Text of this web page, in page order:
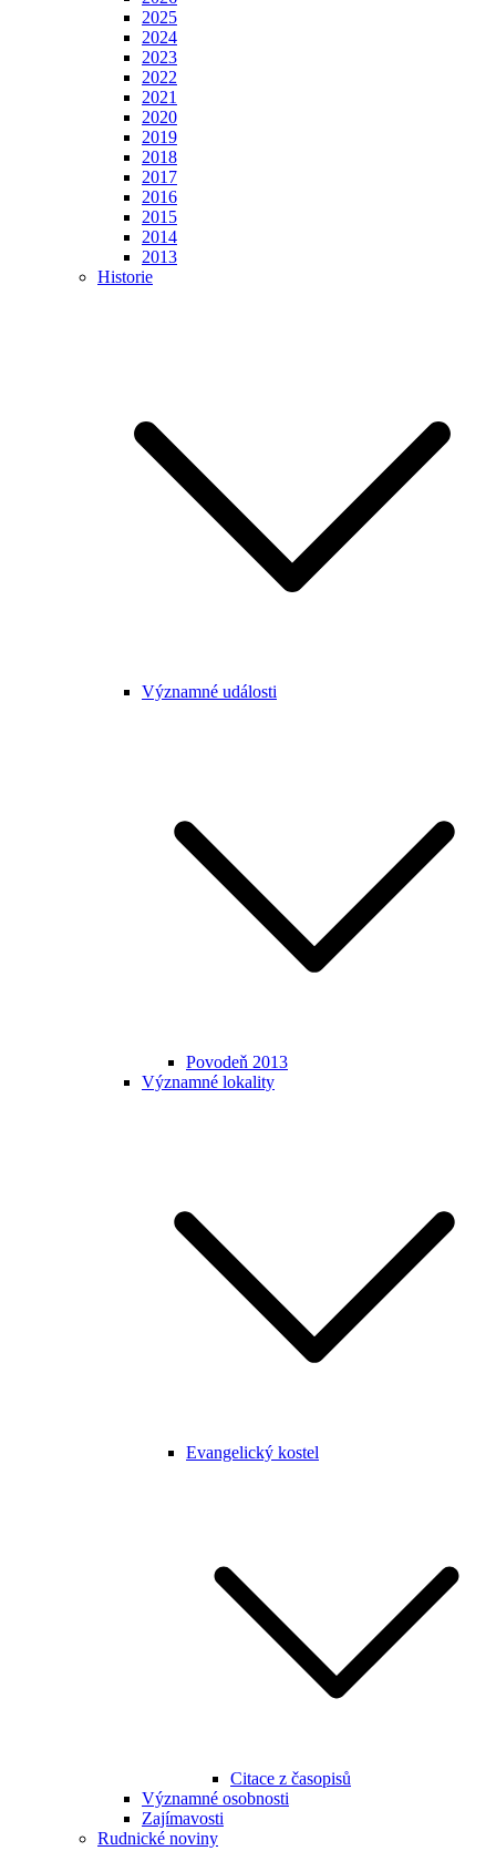
2025
2024
2023
2022
2021
2020
2019
2018
2017
2016
2015
2014
2013
Historie
Významné události
Povodeň 2013
Významné lokality
Evangelický kostel
Citace z časopisů
Významné osobnosti
Zajímavosti
Rudnické noviny